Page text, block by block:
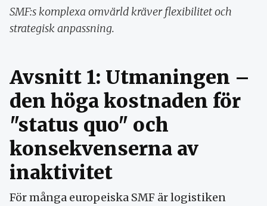
SMF:s komplexa omvärld kräver flexibilitet och
strategisk anpassning.
Avsnitt 1: Utmaningen –
den höga kostnaden för
"status quo" och
konsekvenserna av
inaktivitet
För många europeiska SMF är logistiken